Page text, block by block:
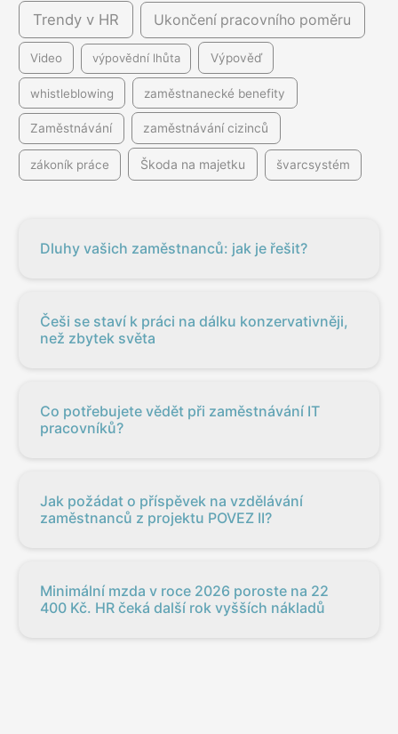
Trendy v HR Ukončení pracovního poměru
Video výpovědní lhůta Výpověď
whistleblowing zaměstnanecké benefity
Zaměstnávání zaměstnávání cizinců
zákoník práce Škoda na majetku švarcsystém
Dluhy vašich zaměstnanců: jak je řešit?
Češi se staví k práci na dálku konzervativněji,
než zbytek světa
Co potřebujete vědět při zaměstnávání IT
pracovníků?
Jak požádat o příspěvek na vzdělávání
zaměstnanců z projektu POVEZ II?
Minimální mzda v roce 2026 poroste na 22
400 Kč. HR čeká další rok vyšších nákladů